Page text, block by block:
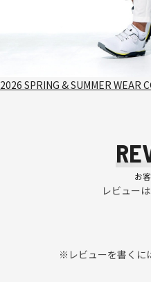
2026 SPRING & SUMMER WEAR
お
レビュー
※レビューを書くに